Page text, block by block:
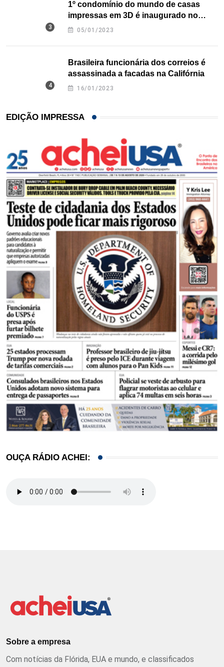
1º condomínio do mundo de casas
impressas em 3D é inaugurado no
Texas
05/01/2023
Brasileira funcionária dos correios é
assassinada a facadas na Califórnia
16/01/2023
EDIÇÃO IMPRESSA
OUÇA RÁDIO ACHEI:
Sobre a empresa
Com notícias da Flórida, EUA e mundo, e classificados